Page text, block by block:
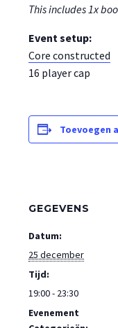
This includes 1x
Event setup:
Core constructed
16 player cap
Toevoegen
GEGEVENS
Datum:
25 december
Tijd:
19:00 - 23:30
Evenement